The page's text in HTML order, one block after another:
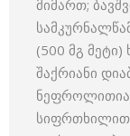
მიმართ;
(500 მგ მეტი)
შაქრიანი
სიფრთხილით